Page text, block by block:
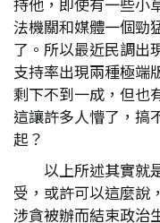
法機關和媒體一個勁
了。所以最近民調出
支持率出現兩種極端
剩下不到一成，但也
這讓許多人懵了，搞
起？
以上所述其實就
受，或許可以這麼說
涉貪被辦而結束政治